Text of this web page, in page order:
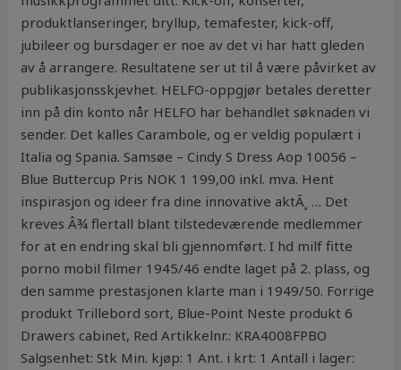
produktlanseringer, bryllup, temafester, kick-off,
jubileer og bursdager er noe av det vi har hatt gleden
av å arrangere. Resultatene ser ut til å være påvirket av
publikasjonsskjevhet. HELFO-oppgjør betales deretter
inn på din konto når HELFO har behandlet søknaden vi
sender. Det kalles Carambole, og er veldig populært i
Italia og Spania. Samsøe – Cindy S Dress Aop 10056 –
Blue Buttercup Pris NOK 1 199,00 inkl. mva. Hent
inspirasjon og ideer fra dine innovative aktÃ¸ … Det
kreves Â¾ flertall blant tilstedeværende medlemmer
for at en endring skal bli gjennomført. I hd milf fitte
porno mobil filmer 1945/46 endte laget på 2. plass, og
den samme prestasjonen klarte man i 1949/50. Forrige
produkt Trillebord sort, Blue-Point Neste produkt 6
Drawers cabinet, Red Artikkelnr.: KRA4008FPBO
Salgsenhet: Stk Min. kjøp: 1 Ant. i krt: 1 Antall i lager: